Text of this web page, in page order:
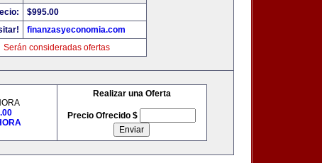
$995.00
finanzasyeconomia.com
Serán consideradas ofertas
Realizar una Oferta
Precio Ofrecido $